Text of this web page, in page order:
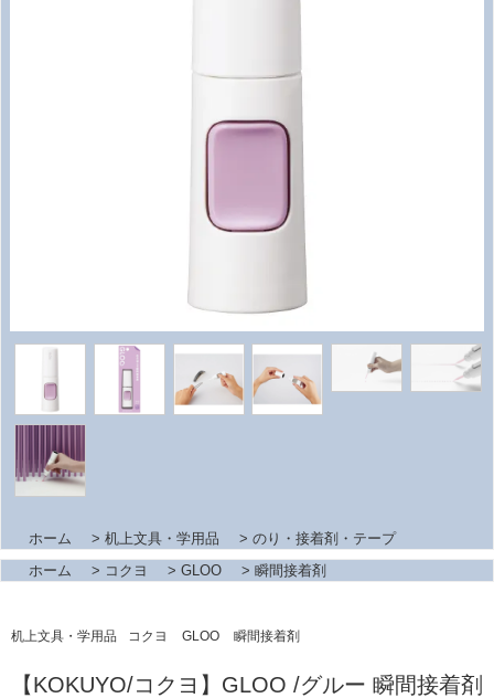
ホーム > 机上文具・学用品 > のり・接着剤・テープ
ホーム
> コクヨ > GLOO > 瞬間接着剤
机上文具・学用品 コクヨ GLOO 瞬間接着剤
【KOKUYO/コクヨ】GLOO /グルー 瞬間接着剤